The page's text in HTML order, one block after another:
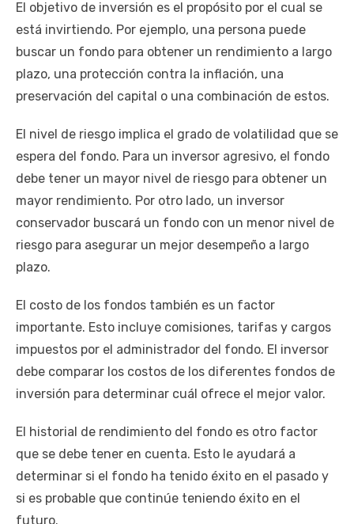
El objetivo de inversión es el propósito por el cual se
está invirtiendo. Por ejemplo, una persona puede
buscar un fondo para obtener un rendimiento a largo
plazo, una protección contra la inflación, una
preservación del capital o una combinación de estos.
El nivel de riesgo implica el grado de volatilidad que se
espera del fondo. Para un inversor agresivo, el fondo
debe tener un mayor nivel de riesgo para obtener un
mayor rendimiento. Por otro lado, un inversor
conservador buscará un fondo con un menor nivel de
riesgo para asegurar un mejor desempeño a largo
plazo.
El costo de los fondos también es un factor
importante. Esto incluye comisiones, tarifas y cargos
impuestos por el administrador del fondo. El inversor
debe comparar los costos de los diferentes fondos de
inversión para determinar cuál ofrece el mejor valor.
El historial de rendimiento del fondo es otro factor
que se debe tener en cuenta. Esto le ayudará a
determinar si el fondo ha tenido éxito en el pasado y
si es probable que continúe teniendo éxito en el
futuro.